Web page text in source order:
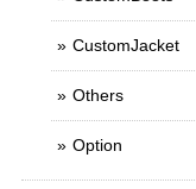
CustomJacket
Others
Option